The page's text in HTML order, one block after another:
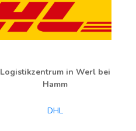
Logistikzentrum in Werl bei
Hamm
DHL